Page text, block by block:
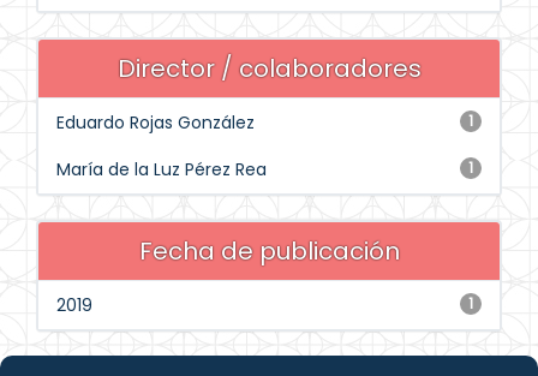
Director / colaboradores
1
Eduardo Rojas González
1
María de la Luz Pérez Rea
Fecha de publicación
1
2019